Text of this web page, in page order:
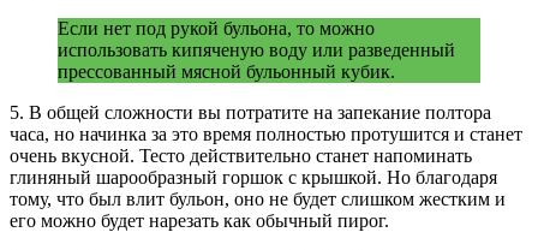
Если нет под рукой бульона, то можно
использовать кипяченую воду или разведенный
прессованный мясной бульонный кубик.
5. В общей сложности вы потратите на запекание полтора
часа, но начинка за это время полностью протушится и станет
очень вкусной. Тесто действительно станет напоминать
глиняный шарообразный горшок с крышкой. Но благодаря
тому, что был влит бульон, оно не будет слишком жестким и
его можно будет нарезать как обычный пирог.